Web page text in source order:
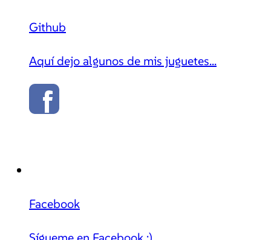
Github
Aquí dejo algunos de mis juguetes...
Facebook